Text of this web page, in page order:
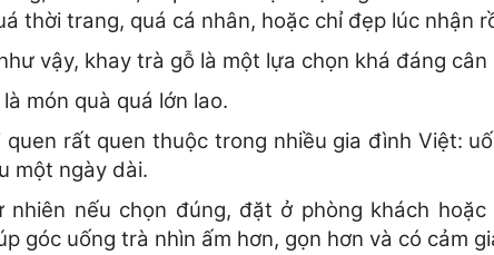
thời trang, quá cá nhân, hoặc chỉ đẹp lúc nhận
vậy, khay trà gỗ là một lựa chọn khá đáng cân
món quà quá lớn lao.
rất quen thuộc trong nhiều gia đình Việt:
một ngày dài.
nếu chọn đúng, đặt ở phòng khách
góc uống trà nhìn ấm hơn, gọn hơn và có cảm